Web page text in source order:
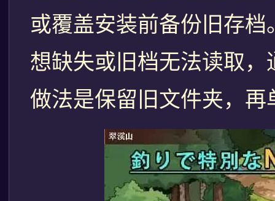
或覆盖安装前备份旧存
想缺失或旧档无法读取
做法是保留旧文件夹，再